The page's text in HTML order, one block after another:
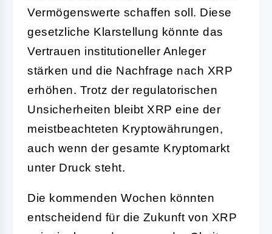
Vermögenswerte schaffen soll. Diese
gesetzliche Klarstellung könnte das
Vertrauen institutioneller Anleger
stärken und die Nachfrage nach XRP
erhöhen. Trotz der regulatorischen
Unsicherheiten bleibt XRP eine der
meistbeachteten Kryptowährungen,
auch wenn der gesamte Kryptomarkt
unter Druck steht.
Die kommenden Wochen könnten
entscheidend für die Zukunft von XRP